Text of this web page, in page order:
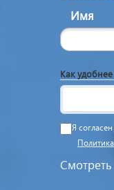
Имя
Как
Я
Политика